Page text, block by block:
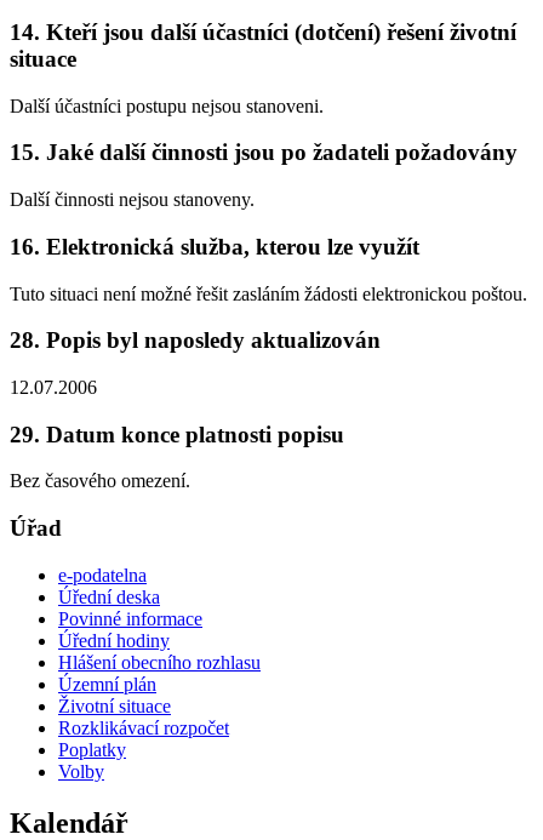
14. Kteří jsou další účastníci (dotčení) řešení životní
situace
Další účastníci postupu nejsou stanoveni.
15. Jaké další činnosti jsou po žadateli požadovány
Další činnosti nejsou stanoveny.
16. Elektronická služba, kterou lze využít
Tuto situaci není možné řešit zasláním žádosti elektronickou poštou.
28. Popis byl naposledy aktualizován
12.07.2006
29. Datum konce platnosti popisu
Bez časového omezení.
Úřad
e-podatelna
Úřední deska
Povinné informace
Úřední hodiny
Hlášení obecního rozhlasu
Územní plán
Životní situace
Rozklikávací rozpočet
Poplatky
Volby
Kalendář